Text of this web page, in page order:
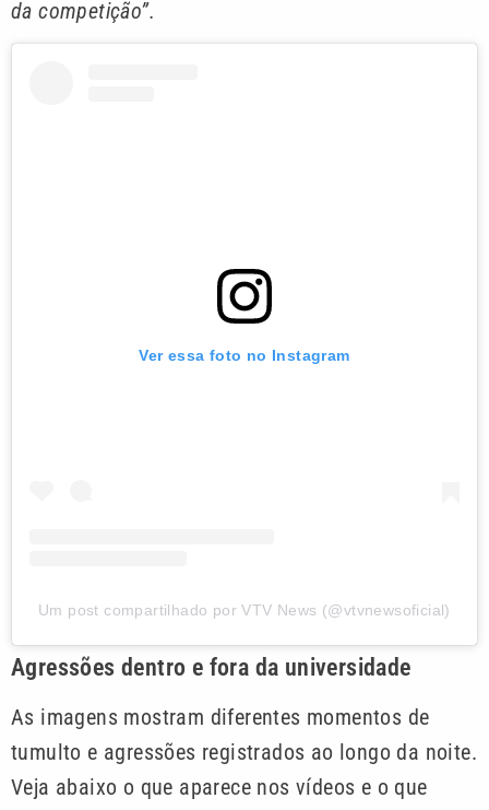
da competição”.
Ver essa foto no Instagram
Um post compartilhado por VTV News (@vtvnewsoficial)
Agressões dentro e fora da universidade
As imagens mostram diferentes momentos de
tumulto e agressões registrados ao longo da noite.
Veja abaixo o que aparece nos vídeos e o que